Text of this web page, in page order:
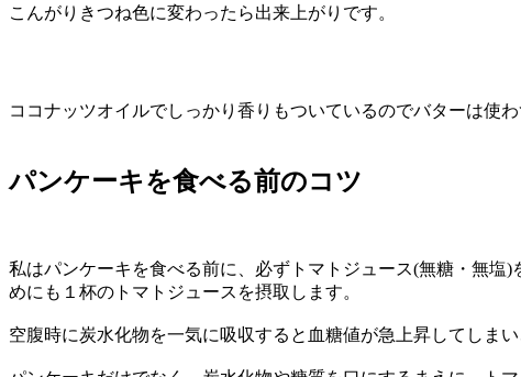
こんがりきつね色に変わったら出来上がりです。
ココナッツオイルでしっかり香りもついているのでバターは使
パンケーキを食べる前のコツ
私はパンケーキを食べる前に、必ずトマトジュース(無糖・無
めにも１杯のトマトジュースを摂取します。
空腹時に炭水化物を一気に吸収すると血糖値が急上昇してしま